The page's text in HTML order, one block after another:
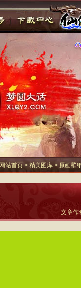
网站首页> 精美图库 > 原画壁
文章